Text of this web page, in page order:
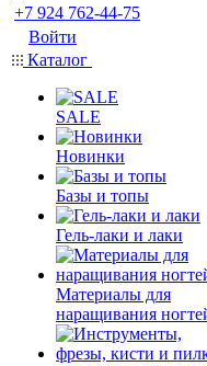
+7 924 762-44-75
Войти
Каталог
SALE
Новинки
Базы и топы
Гель-лаки и лаки
Материалы для
наращивания